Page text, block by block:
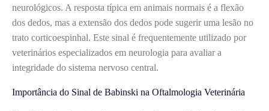
neurológicos. A resposta típica em animais normais é a flexão
dos dedos, mas a extensão dos dedos pode sugerir uma lesão no
trato corticoespinhal. Este sinal é frequentemente utilizado por
veterinários especializados em neurologia para avaliar a
integridade do sistema nervoso central.
Importância do Sinal de Babinski na Oftalmologia Veterinária